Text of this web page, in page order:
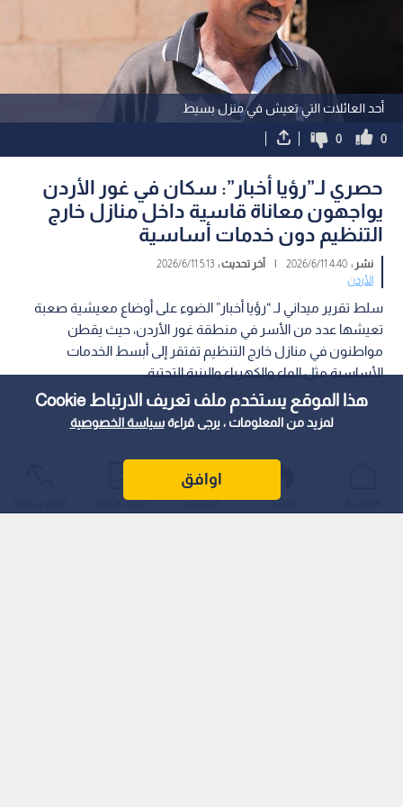
هذا الموقع يستخدم ملف تعريف الارتباط Cookie
لمزيد من المعلومات ، يرجى قراءةسياسة الخصوصية
اوافق
أحد العائلات التي تعيش في منزل بسيط
0
0
حصري لـ”رؤيا أخبار”: سكان في غور الأردن
يواجهون معاناة قاسية داخل منازل خارج
التنظيم دون خدمات أساسية
نشر :4:40 2026/6/11
| آخر تحديث :5:13 2026/6/11
الأردن
سلط تقرير ميداني لـ “رؤيا أخبار” الضوء على أوضاع معيشية صعبة
تعيشها عدد من الأسر في منطقة غور الأردن، حيث يقطن
مواطنون في منازل خارج التنظيم تفتقر إلى أبسط الخدمات
الأساسية مثل الماء والكهرباء والبنية التحتية.
عواجل المباشر أحدث الأخبار